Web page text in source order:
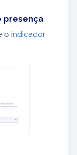
presença
o indicador